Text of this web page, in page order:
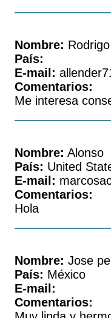
Nombre:
País:
E-mail:
Comentarios:
Me interesa
Nombre: Alonso
País: United
E-mail:
Comentarios:
Hola
Nombre: Jose
País: México
E-mail:
Comentarios: